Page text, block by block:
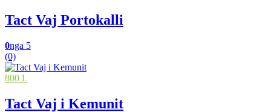
Tact Vaj Portokalli
0nga 5
(0)
800 L
Tact Vaj i Kemunit